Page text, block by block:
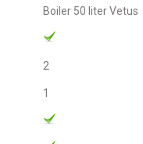
boiler 50 liter Vetus
2
1